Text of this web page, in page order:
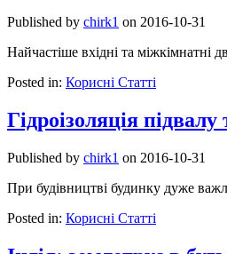
Published by chirk1 on 2016-10-31
Найчастіше вхідні та міжкімнатні
Posted in: Корисні Статті
Гідроізоляція
Published by chirk1 on 2016-10-31
При будівництві будинку дуже
Posted in: Корисні Статті